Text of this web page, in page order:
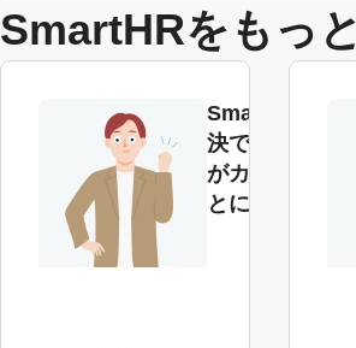
SmartHRをもっ
SmartHRで解
決できる課題
がカテゴリご
とにわかる